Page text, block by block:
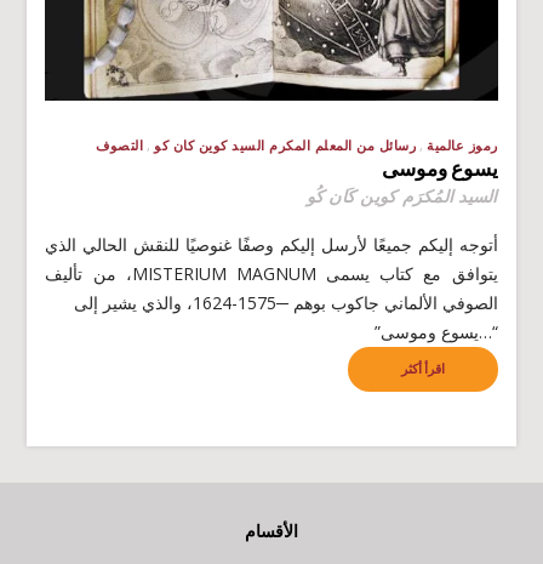
رموز عالمية رسائل من المعلم المكرم السيد كوين كان كو التصوف
يسوع وموسى
السيد المُكرَم كوين كَان كُو
أتوجه إليكم جميعًا لأرسل إليكم وصفًا غنوصيًا للنقش الحالي الذي
يتوافق مع كتاب يسمى MISTERIUM MAGNUM، من تأليف
الصوفي الألماني جاكوب بوهم ─1575-1624، والذي يشير إلى
“…يسوع وموسى”
اقرأ أكثر
الأقسام